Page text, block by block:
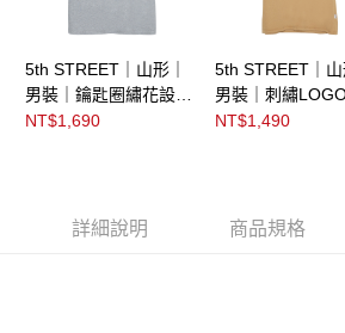
5th STREET｜山形｜
男裝｜鑰匙圈繡花設計
短袖T恤｜麻灰色
NT$1,690
5th STREET｜山
男裝｜刺繡LOGO
短袖T恤｜咖啡
NT$1,490
詳細說明 商品規格